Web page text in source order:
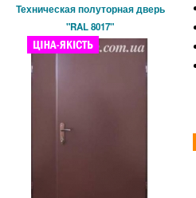
Техническая полуторная дверь
"RAL 8017"